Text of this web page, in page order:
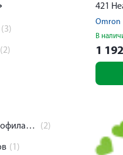
(3)
(2)
Для лечения и профилактики заболеваний дыхательных путей (2)
(1)
421
Omron
В
1 192